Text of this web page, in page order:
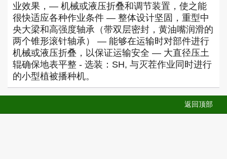
业效果 ，— 机械或液压折叠和调节装置，使之能
很快适应各种作业条件 — 整体设计坚固 ，重型中
央大梁和高强度轴承（带双层密封，黄油嘴润滑的
两个锥形滚针轴承） — 能够在运输时对部件进行
机械或液压折叠，以保证运输安全 — 大直径压土
辊确保地表平整 - 选装： SH, 与灭茬作业同时进行
的小型植被播种机。
返回顶部